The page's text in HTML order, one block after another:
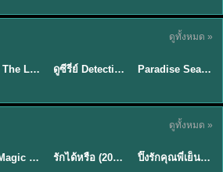
ดูทั้งหมด »
EP.7Avatar The Last Airbender 2 เณรน้อยเจ้าอภินิหาร พากย์ไทย EP.9ดูซีรี่ย์ Detective Hole (2026) พากย์ไทย HD ฟรี อัปเดตล่าสุด Netflix EP.8
พากย์ไทย
Paradise Season 2 (2026) พากย์ไทย EP1-8 ดูซีรี่ย์ฝรั่ง HD ครบทุกตอน
ดูทั้งหมด »
ดูซีรีย์ Magic Move (2026) ทำนายทายรัก Thai EP.1-10 HD รักได้หรือ (2026) YOUNG Let's Begin Again พากย์ไทย EP.1-19 ★8
พากย์ไทย
ปิ๊งรักคุณพี่เย็นชา (2026) Frozen Valentine EP.1-10 (จบ)